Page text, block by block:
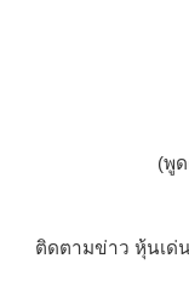
(พู
ติดตามข่าว หุ้นเด่น